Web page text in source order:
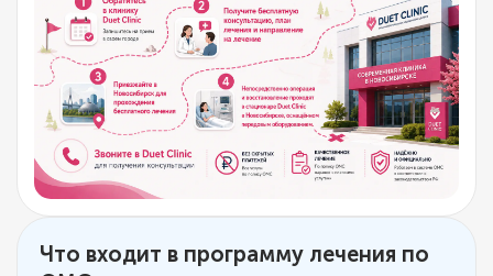
Что входит в программу лечения по